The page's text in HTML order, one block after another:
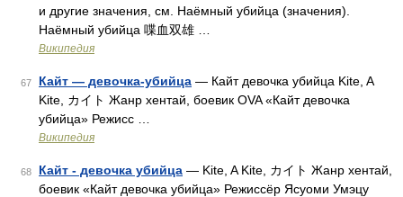
и другие значения, см. Наёмный убийца (значения).
Наёмный убийца 喋血双雄 …
Википедия
67 Кайт — девочка-убийца — Кайт девочка убийца Kite, A
Kite, カイト Жанр хентай, боевик OVA «Кайт девочка
убийца» Режисс …
Википедия
68 Кайт - девочка убийца — Kite, A Kite, カイト Жанр хентай,
боевик «Кайт девочка убийца» Режиссёр Ясуоми Умэцу